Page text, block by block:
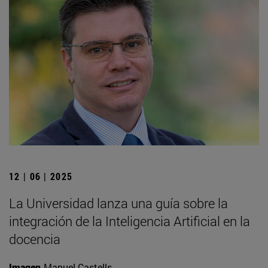
12 | 06 | 2025
La Universidad lanza una guía sobre la
integración de la Inteligencia Artificial en la
docencia